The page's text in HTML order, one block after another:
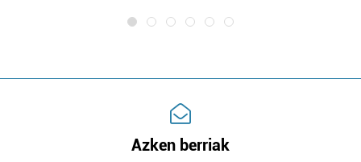
Azken berriak